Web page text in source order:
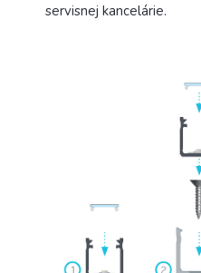
servisnej kancelárie.